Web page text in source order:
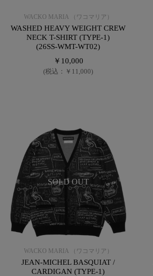
WACKO MARIA （ワコマリア）
WASHED HEAVY WEIGHT CREW
NECK T-SHIRT (TYPE-1)
(26SS-WMT-WT02)
￥10,000
(税込：￥11,000)
SOLD OUT
WACKO MARIA （ワコマリア）
JEAN-MICHEL BASQUIAT /
CARDIGAN (TYPE-1)